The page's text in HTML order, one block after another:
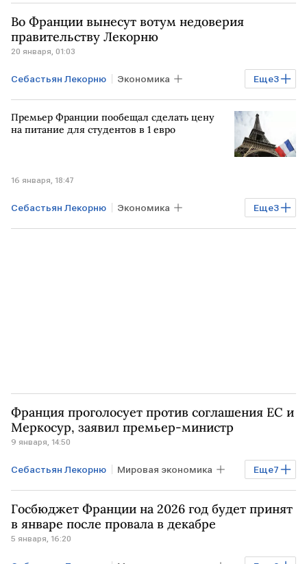
Общество ФРАНЦИЯ
Марин Ле Пен Эммануэль Макрон
Во Франции вынесут вотум недоверия
правительству Лекорню
20 января, 01:03
Еще3
Себастьян Лекорню Экономика
Мировая экономика ФРАНЦИЯ
Марин Ле Пен
Премьер Франции пообещал сделать цену
на питание для студентов в 1 евро
16 января, 18:47
Еще3
Себастьян Лекорню Экономика
Мировая экономика ФРАНЦИЯ
Франция проголосует против соглашения ЕС и
Меркосур, заявил премьер-министр
9 января, 14:50
Еще7
Себастьян Лекорню Мировая экономика
Финансы ФРАНЦИЯ Париж
ПОЛЬША Урсула фон дер Ляйен
Эммануэль Макрон
Госбюджет Франции на 2026 год будет принят
в январе после провала в декабре
5 января, 16:20